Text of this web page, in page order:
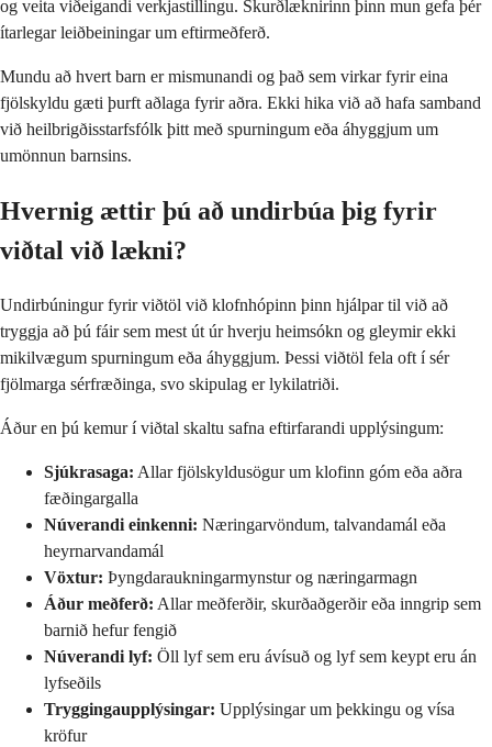
og veita viðeigandi verkjastillingu. Skurðlæknirinn þinn mun gefa þér
ítarlegar leiðbeiningar um eftirmeðferð.
Mundu að hvert barn er mismunandi og það sem virkar fyrir eina
fjölskyldu gæti þurft aðlaga fyrir aðra. Ekki hika við að hafa samband
við heilbrigðisstarfsfólk þitt með spurningum eða áhyggjum um
umönnun barnsins.
Hvernig ættir þú að undirbúa þig fyrir
viðtal við lækni?
Undirbúningur fyrir viðtöl við klofnhópinn þinn hjálpar til við að
tryggja að þú fáir sem mest út úr hverju heimsókn og gleymir ekki
mikilvægum spurningum eða áhyggjum. Þessi viðtöl fela oft í sér
fjölmarga sérfræðinga, svo skipulag er lykilatriði.
Áður en þú kemur í viðtal skaltu safna eftirfarandi upplýsingum:
Sjúkrasaga: Allar fjölskyldusögur um klofinn góm eða aðra
fæðingargalla
Núverandi einkenni: Næringarvöndum, talvandamál eða
heyrnarvandamál
Vöxtur: Þyngdaraukningarmynstur og næringarmagn
Áður meðferð: Allar meðferðir, skurðaðgerðir eða inngrip sem
barnið hefur fengið
Núverandi lyf: Öll lyf sem eru ávísuð og lyf sem keypt eru án
lyfseðils
Tryggingaupplýsingar: Upplýsingar um þekkingu og vísa
kröfur